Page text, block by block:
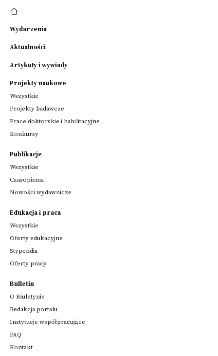
Wydarzenia
Aktualności
Artykuły i wywiady
Projekty naukowe
Wszystkie
Projekty badawcze
Prace doktorskie i habilitacyjne
Konkursy
Publikacje
Wszystkie
Czasopisma
Nowości wydawnicze
Edukacja i praca
Wszystkie
Oferty edukacyjne
Stypendia
Oferty pracy
Bulletin
O Biuletynie
Redakcja portalu
Instytucje współpracujące
FAQ
Kontakt